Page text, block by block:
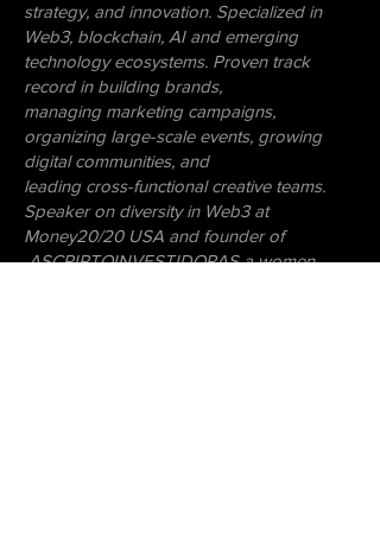
strategy, and innovation. Specialized in
Web3, blockchain, AI and emerging
technology ecosystems. Proven track
record in building brands,
managing marketing campaigns,
organizing large-scale events, growing
digital communities, and
leading cross-functional creative teams.
Speaker on diversity in Web3 at
Money20/20 USA and founder of
ASCRIPTOINVESTIDORAS a women-